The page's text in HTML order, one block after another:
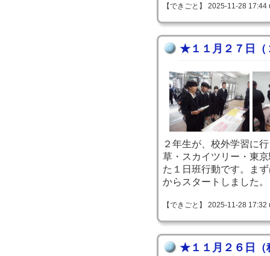
【できごと】 2025-11-28
★１１月２７日（
２年生が、校外学習に
草・スカイツリー・東
た１日班行動です。ま
からスタートしました。
【できごと】 2025-11-28
★１１月２６日（